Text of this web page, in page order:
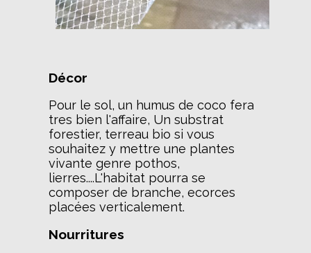
Décor
Pour le sol, un humus de coco fera
tres bien l'affaire, Un substrat
forestier, terreau bio si vous
souhaitez y mettre une plantes
vivante genre pothos,
lierres....L'habitat pourra se
composer de branche, ecorces
placées verticalement.
Nourritures